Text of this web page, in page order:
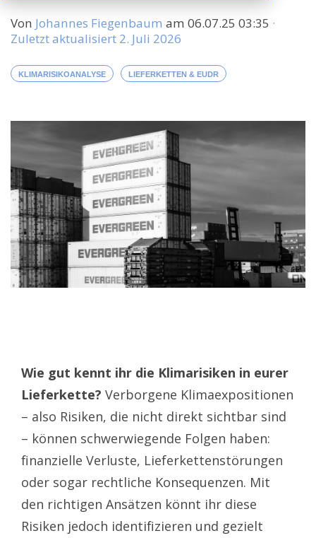
Von Johannes Fiegenbaum am 06.07.25 03:35 ·
Zuletzt aktualisiert 2. Juli 2026
KLIMARISIKOANALYSE LIEFERKETTEN & EUDR
Wie gut kennt ihr die Klimarisiken in eurer
Lieferkette? Verborgene Klimaexpositionen
– also Risiken, die nicht direkt sichtbar sind
– können schwerwiegende Folgen haben:
finanzielle Verluste, Lieferkettenstörungen
oder sogar rechtliche Konsequenzen. Mit
den richtigen Ansätzen könnt ihr diese
Risiken jedoch identifizieren und gezielt